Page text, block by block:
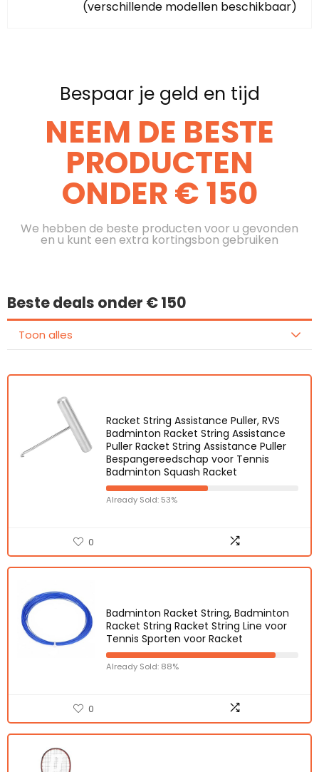
(verschillende modellen beschikbaar)
Bespaar je geld en tijd
NEEM DE BESTE
PRODUCTEN
ONDER € 150
We hebben de beste producten voor u gevonden
en u kunt een extra kortingsbon gebruiken
Beste deals onder € 150
Toon alles
Racket String Assistance Puller, RVS
Badminton Racket String Assistance
Puller Racket String Assistance Puller
Bespangereedschap voor Tennis
Badminton Squash Racket
Already Sold: 53%
0
Badminton Racket String, Badminton
Racket String Racket String Line voor
Tennis Sporten voor Racket
Already Sold: 88%
0